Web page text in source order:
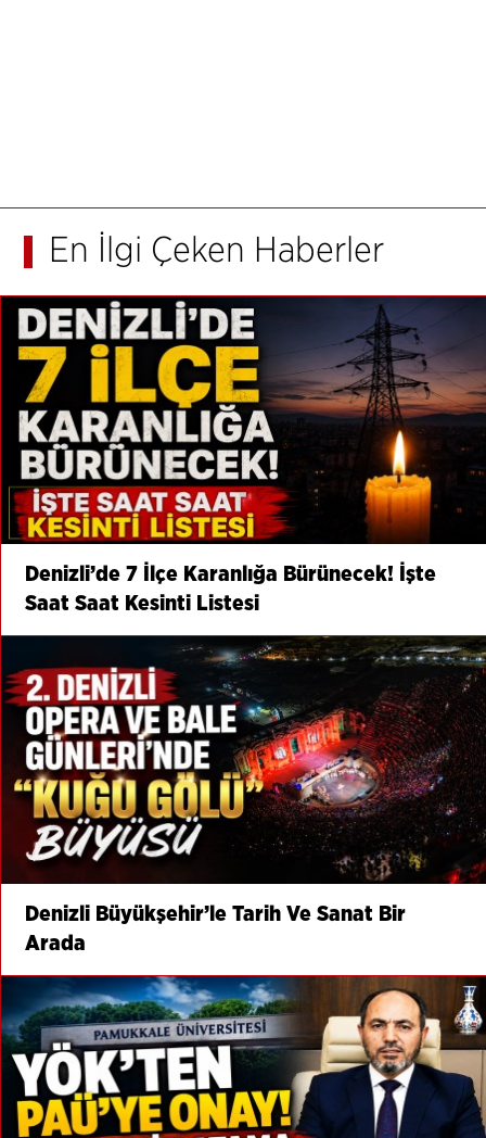
En İlgi Çeken Haberler
Denizli’de 7 İlçe Karanlığa Bürünecek! İşte
Saat Saat Kesinti Listesi
Denizli Büyükşehir’le Tarih Ve Sanat Bir
Arada